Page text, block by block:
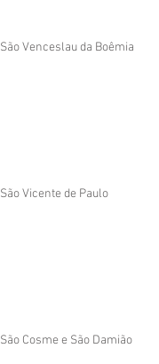
São Venceslau da Boêmia
São Vicente de Paulo
São Cosme e São Damião